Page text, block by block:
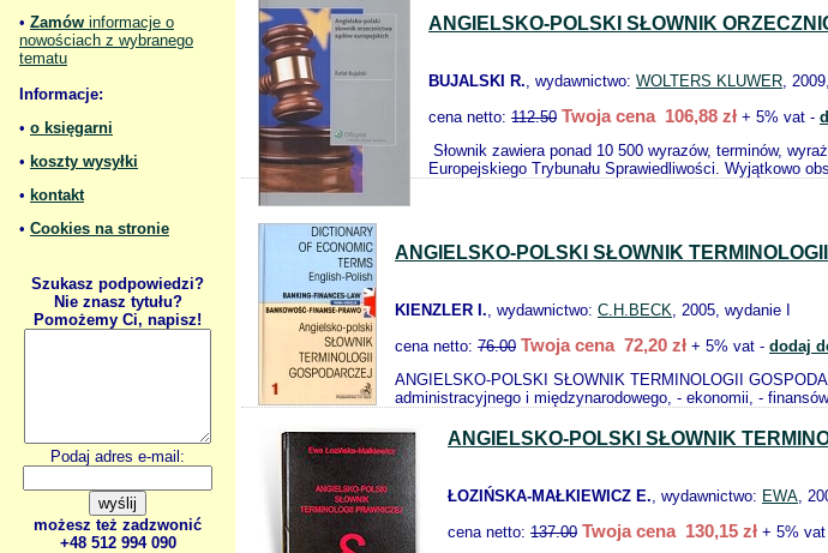
• Zamów informacje o
nowościach z wybranego
tematu
Informacje:
• o księgarni
• koszty wysyłki
• kontakt
• Cookies na stronie
Szukasz podpowiedzi?
Nie znasz tytułu?
Pomożemy Ci, napisz!
Podaj adres e-mail:
możesz też zadzwonić
+48 512 994 090
ANGIELSKO-POLSKI SŁOWNIK
BUJALSKI R., wydawnictwo: WOLTERS KLUWER,
cena netto: 112.50 Twoja cena 106,88 zł + 5% vat -
Słownik zawiera ponad 10 500 wyrazów, terminów,
Europejskiego Trybunału Sprawiedliwości. Wyjątkowo
ANGIELSKO-POLSKI SŁOWNIK
KIENZLER I., wydawnictwo: C.H.BECK, 2005, wydanie I
cena netto: 76.00 Twoja cena 72,20 zł + 5% vat - dodaj
ANGIELSKO-POLSKI SŁOWNIK TERMINOLOGII
administracyjnego i międzynarodowego, - ekonomii, -
ANGIELSKO-POLSKI SŁOWNIK
ŁOZIŃSKA-MAŁKIEWICZ E., wydawnictwo: EWA,
cena netto: 137.00 Twoja cena 130,15 zł + 5% vat